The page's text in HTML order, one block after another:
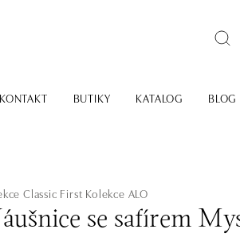
KONTAKT BUTIKY KATALOG BLOG
Classic First Kolekce ALO
se safírem